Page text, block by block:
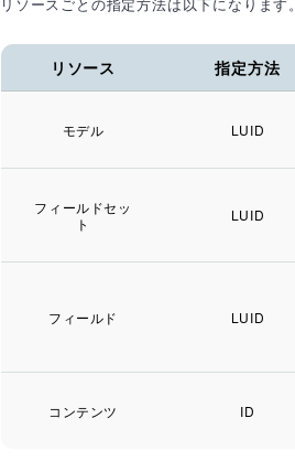
リソース 指定方法
モデル LUID
フィールドセッ
ト
LUID
フィールド LUID
コンテンツ ID